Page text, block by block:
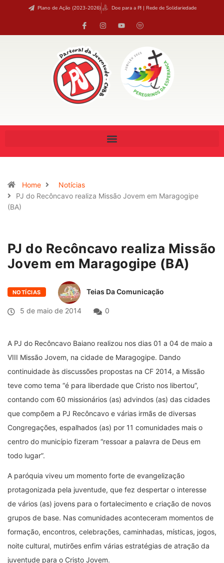
Plano de Ação (2023-2026) Doe para a PJ | Rede de Solidariedade
Home
Notícias
PJ do Recôncavo realiza Missão Jovem em Maragogipe
(BA)
PJ do Recôncavo realiza Missão
Jovem em Maragogipe (BA)
NOTÍCIAS Teias Da Comunicação
5 de maio de 2014 0
A PJ do Recôncavo Baiano realizou nos dias 01 a 04 de maio a
VIII Missão Jovem, na cidade de Maragogipe. Dando
continuidade às discussões propostas na CF 2014, a Missão
teve como tema “é para liberdade que Cristo nos libertou”,
contando com 60 missionários (as) advindos (as) das cidades
que compõem a PJ Recôncavo e várias irmãs de diversas
Congregações, espalhados (as) por 11 comunidades mais o
centro do município fizeram “ressoar a palavra de Deus em
todo lugar”.
A paróquia viveu um momento forte de evangelização
protagonizada pela juventude, que fez despertar o interesse
de vários (as) jovens para o fortalecimento e criação de novos
grupos de base. Nas comunidades aconteceram momentos de
formação, encontros, celebrações, caminhadas, místicas, jogos,
noite cultural, mutirões enfim várias estratégias de atração da
juventude para o Cristo Jovem.